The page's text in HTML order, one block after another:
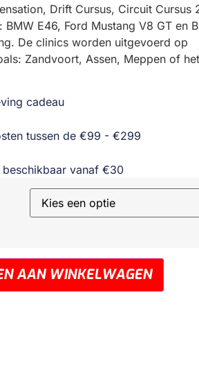
Drift Cursus, Circuit Cursus
BMW E46, Ford Mustang V8 GT en
De clinics worden uitgevoerd op
Zandvoort, Assen, Meppen of
cadeau
tussen de €99 - €299
beschikbaar vanaf €30
AAN WINKELWAGEN